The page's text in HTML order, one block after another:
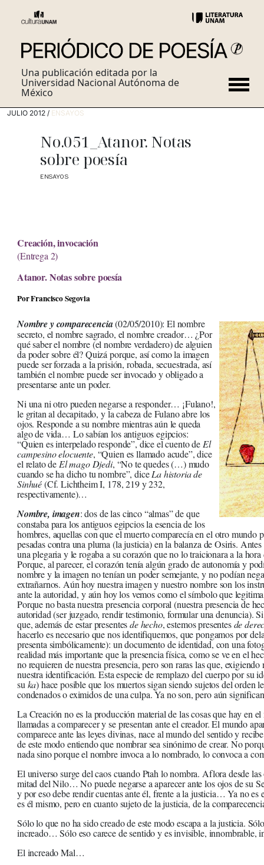
Una publicación editada por la
Universidad Nacional Autónoma de
México
JULIO 2012 / ENSAYOS
No.051_Atanor. Notas
sobre poesía
ENSAYOS
Creación, invocación
(Entrega 2)
Atanor. Notas sobre poesía
Por Francisco Segovia
Nombre y comparecencia(02/05/2010): El nombre
secreto, el nombre sagrado, el nombre creador… ¿Por
qué saber el nombre (el nombre verdadero) de alguien
da poder sobre él? Quizá porque, así como la imagen
puede ser forzada a la prisión, robada, secuestrada, así
también el nombre puede ser invocado y obligado a
presentarse ante un poder.
Ni una ni otro pueden negarse a responder… ¡Fulano!,
le gritan al decapitado, y la cabeza de Fulano abre los
ojos. Responde a su nombre mientras aún le queda
algo de vida… Lo sabían los antiguos egipcios:
“Quien es interpelado responde”, dice el cuento deEl
campesino elocuente, “Quien es llamado acude”, dice
el relato deEl mago Djedi, “No te quedes (…) mudo
cuando se ha dicho tu nombre”, diceLa historia de
Sinhué(Cf. Lichtheim I, 178, 219 y 232,
respectivamente)…
Nombre, imagen: dos de las cinco “almas” de que
constaba para los antiguos egipcios la esencia de los
hombres, aquellas con que el muerto comparecía en el otro mundo
pesadas contra una pluma (la justicia) en la balanza de Osiris.
una plegaria y le rogaba a su corazón que no lo traicionara a la
Porque, al parecer, el corazón tenía algún grado de autonomía y
nombre y la imagen no tenían un poder semejante, y no podían
extrañarnos. Aún hoy nuestra imagen y nuestro nombre son los
ante la autoridad, y aún hoy los vemos como el símbolo que
Porque no basta nuestra presencia corporal (nuestra presencia de
autoridad (ser juzgado, rendir testimonio, formular una denuncia).
que, además de estar presentesde hecho, estemos presentesde
hacerlo es necesario que nos identifiquemos, que pongamos por
presenta simbólicamente): un documento de identidad, con una
realidad más importante que la presencia física, como se ve en el
no requieren de nuestra presencia, pero son raras las que,
nuestra identificación. Esta especie de remplazo del cuerpo por su
suka) hace posible que los muertos sigan siendo sujetos del orden
condenados o eximidos de una culpa. Ya no son, pero aún
La Creación no es la producción material de las cosas que hay en
llamadas a comparecer y se presentan ante el creador. El mundo
comparece ante las leyes divinas, nace al mundo del sentido y
de este modo entiendo que nombrar sea sinónimo de crear. No
nada sino porque el nombre invoca a lo nombrado, lo convoca a
El universo surge del caos cuando Ptah lo nombra. Aflora desde
mitad del Nilo… No puede negarse a aparecer ante los ojos de su
y por eso debe rendir cuentas ante él, frente a la justicia… Ya no es
es él mismo, pero en cuanto sujeto de la justicia, de la
Sólo lo que no ha sido creado de este modo escapa a la justicia.
increado… Sólo eso carece de sentido y es invisible, innombrable,
El increado Mal…